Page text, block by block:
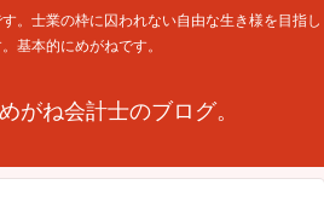
。士業の枠に囚われない自由な生き様を目指し
基本的にめがねです。
がね会計士のブログ。